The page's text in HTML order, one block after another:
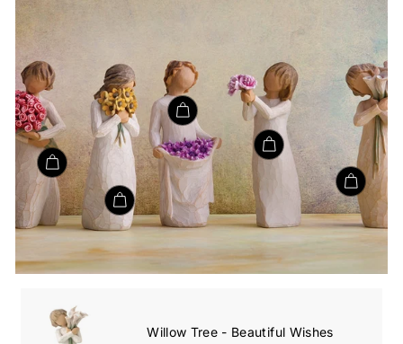
Willow Tree - Beautiful Wishes